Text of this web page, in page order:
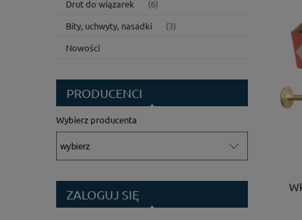
Drut do wiązarek
(6)
Bity, uchwyty, nasadki
(3)
Nowości
PRODUCENCI
Wybierz producenta
ZALOGUJ SIĘ